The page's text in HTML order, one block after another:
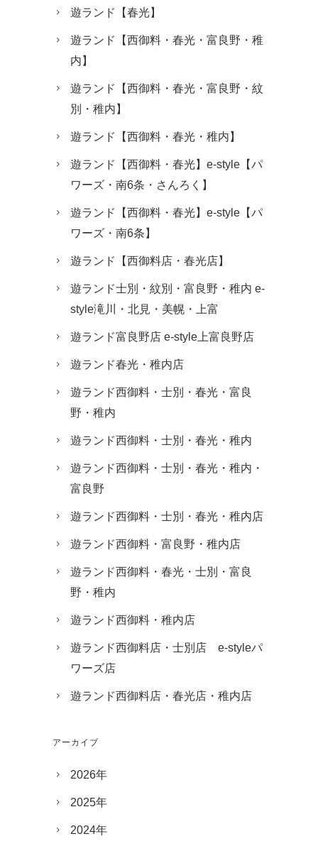
遊ランド【春光】
遊ランド【西御料・春光・富良野・稚
内】
遊ランド【西御料・春光・富良野・紋
別・稚内】
遊ランド【西御料・春光・稚内】
遊ランド【西御料・春光】e-style【パ
ワーズ・南6条・さんろく】
遊ランド【西御料・春光】e-style【パ
ワーズ・南6条】
遊ランド【西御料店・春光店】
遊ランド士別・紋別・富良野・稚内 e-
style滝川・北見・美幌・上富
遊ランド富良野店 e-style上富良野店
遊ランド春光・稚内店
遊ランド西御料・士別・春光・富良
野・稚内
遊ランド西御料・士別・春光・稚内
遊ランド西御料・士別・春光・稚内・
富良野
遊ランド西御料・士別・春光・稚内店
遊ランド西御料・富良野・稚内店
遊ランド西御料・春光・士別・富良
野・稚内
遊ランド西御料・稚内店
遊ランド西御料店・士別店 e-styleパ
ワーズ店
遊ランド西御料店・春光店・稚内店
アーカイブ
2026年
2025年
2024年